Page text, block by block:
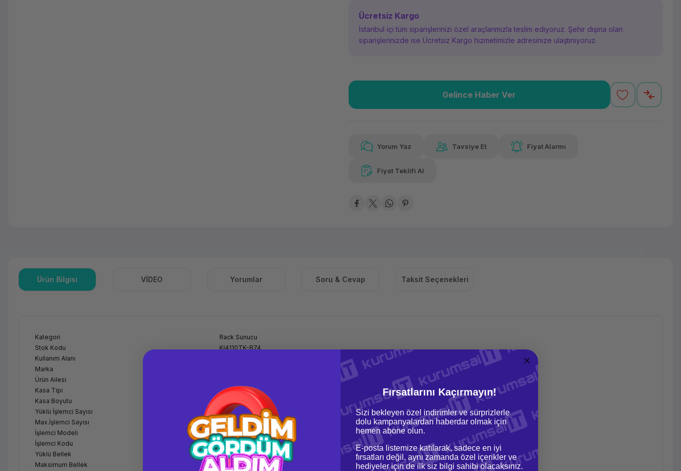
Ücretsiz Kargo
İstanbul içi tüm siparişlerinizi özel araçlarımızla teslim ediyoruz. Şehir dışına olan
siparişlerinizde ise Ücretsiz Kargo hizmetimizle adresinize ulaştırııyoruz.
Güvenilir Alışveriş
Gelince Haber Ver
Yorum Yaz Tavsiye Et Fiyat Alarmı
Fiyat Teklifi Al
Ürün Bilgisi VİDEO Yorumlar Soru & Cevap Taksit Seçenekleri
Kategori
Rack Sunucu
Stok Kodu
KI4110TK-B74
Kullanım Alanı
Marka
Ürün Ailesi
Kasa Tipi
Rack
Kasa Boyutu
Yüklü İşlemci Sayısı
Çift İşlemcili
Max.İşlemci Sayısı
2
İşlemci Modeli
2xHPE DL380 Gen10 Silver 4110 Cpu Kit (8 Core, 2.1GHz)
İşlemci Kodu
Intel® Xeon® Scalable 4110 Cpu Kit (8 core, 2.1 GHz, 11 MB, 85W)
Yüklü Bellek
64GB (2x32GB)
Maksimum Bellek
3.0TB (8x128GB) 2666 MHz DDR4
Fırsatlarını Kaçırmayın!
Sizi bekleyen özel indirimler ve sürprizlerle
dolu kampanyalardan haberdar olmak için
hemen abone olun.
E-posta listemize katılarak, sadece en iyi
fırsatları değil, aynı zamanda özel içerikler ve
hediyeler için de ilk siz bilgi sahibi olacaksınız.